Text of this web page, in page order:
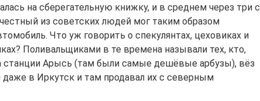
на сберегательную книжку, и в среднем через три с
из советских людей мог таким образом
Что уж говорить о спекулянтах, цеховиках и
Поливальщиками в те времена называли тех, кто,
станции Арысь (там были самые дешёвые арбузы), вёз
даже в Иркутск и там продавал их с северным